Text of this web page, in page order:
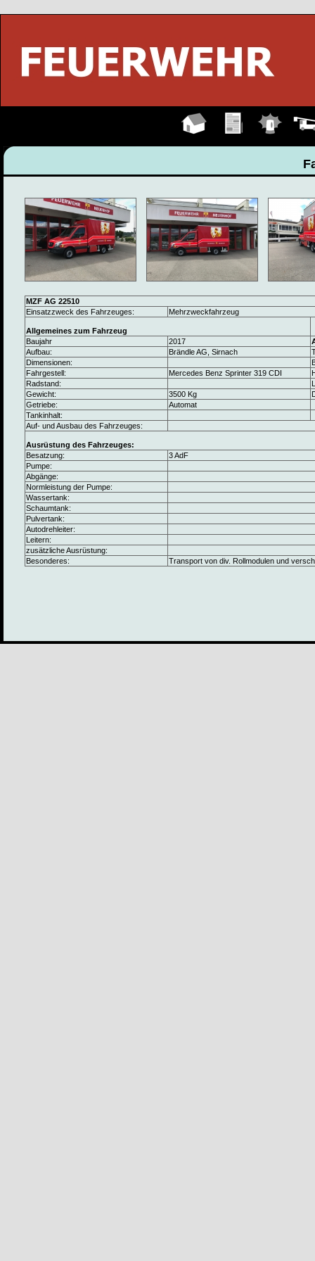
MZF AG 22510
Einsatzzweck des Fahrzeuges:
Mehrzweckfahrzeug
Allgemeines zum Fahrzeug
Baujahr
2017
Aufbau:
Brändle AG, Sirnach
Dimensionen:
Fahrgestell:
Mercedes Benz Sprinter 319 CDI
Radstand:
Gewicht:
3500 Kg
Getriebe:
Automat
Tankinhalt:
Auf- und Ausbau des Fahrzeuges:
Ausrüstung des Fahrzeuges:
Besatzung:
3 AdF
Pumpe:
Abgänge:
Normleistung der Pumpe:
Wassertank:
Schaumtank:
Pulvertank:
Autodrehleiter:
Leitern:
zusätzliche Ausrüstung:
Besonderes:
Transport von div. Rollmodulen und